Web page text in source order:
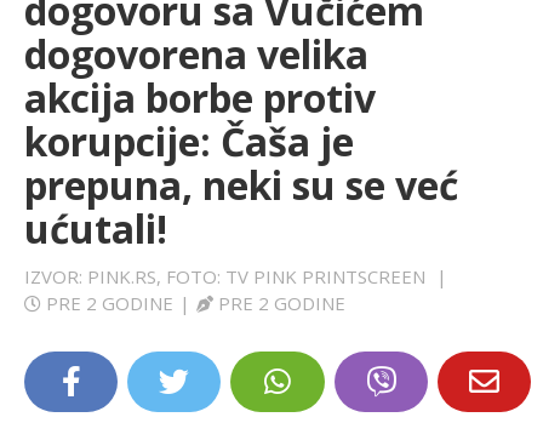
LIFESTYLE
EXTRA
dogovorena velika
akcija borbe protiv
korupcije: Čaša je
prepuna, neki su se već
ućutali!
IZVOR: PINK.RS, FOTO: TV PINK PRINTSCREEN
|
PRE 2 GODINE | PRE 2 GODINE